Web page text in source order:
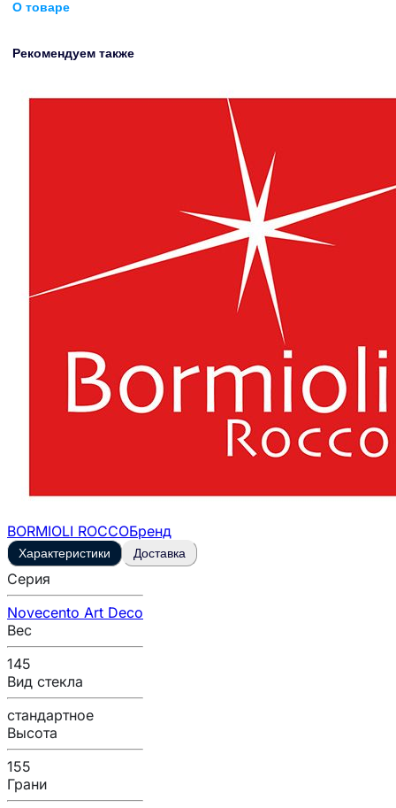
О товаре
Рекомендуем также
BORMIOLI ROCCOБренд
Характеристики Доставка
Серия
Novecento Art Deco
Вес
145
Вид стекла
стандартное
Высота
155
Грани